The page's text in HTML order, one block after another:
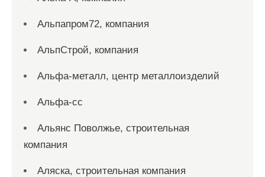
Альпапром72, компания
АльпСтрой, компания
Альфа-металл, центр металлоизделий
Альфа-сс
Альянс Поволжье, строительная
компания
Аляска, строительная компания